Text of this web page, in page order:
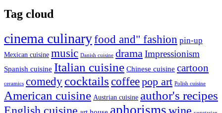
Tag cloud
cinema culinaryfood and" fashion pin-up
Mexican cuisine music Danish cuisine dramaImpressionism
Spanish cuisine Italian cuisine Chinese cuisine cartoon
ceramics comedy cocktails coffeepop art Polish cuisine
American cuisine Austrian cuisine author's recipes
aphorisms